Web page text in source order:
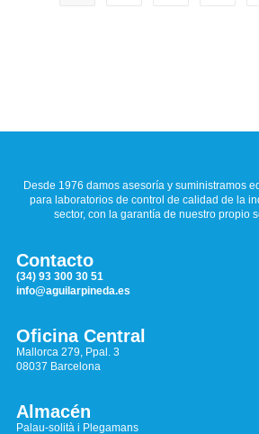
Desde 1976 damos asesoría y suministramos
para laboratorios de control de calidad de la
sector, con la garantía de nuestro propio
Contacto
(34) 93 300 30 51
info@aguilarpineda.es
Oficina Central
Mallorca 279, Ppal. 3
08037 Barcelona
Almacén
Palau-solità i Plegamans